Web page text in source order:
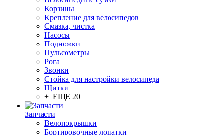
Корзины
Крепление для велосипедов
Смазка, чистка
Насосы
Подножки
Пульсометры
Рога
Звонки
Стойка для настройки велосипеда
Щитки
+ ЕЩЕ 20
Запчасти
Велопокрышки
Бортировочные лопатки